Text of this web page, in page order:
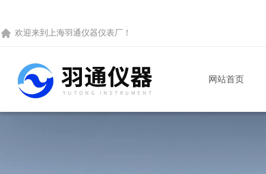
欢迎来到 上海羽通仪器仪表厂 ！
网站首页